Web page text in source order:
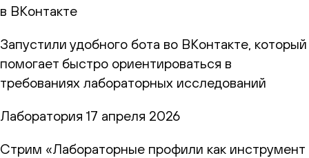
в ВКонтакте
Запустили удобного бота во ВКонтакте, который
помогает быстро ориентироваться в
требованиях лабораторных исследований
Лаборатория 17 апреля 2026
Стрим «Лабораторные профили как инструмент